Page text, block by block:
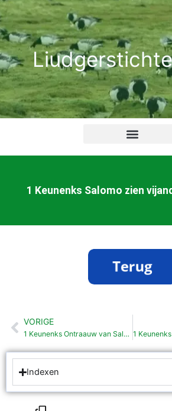
Ga
naar
de
inhoud
1 Keunenks Salomo zien
Vorige
VORIGE
1 Keunenks Ontraauw van Salomo (11:1-13)
Indexen